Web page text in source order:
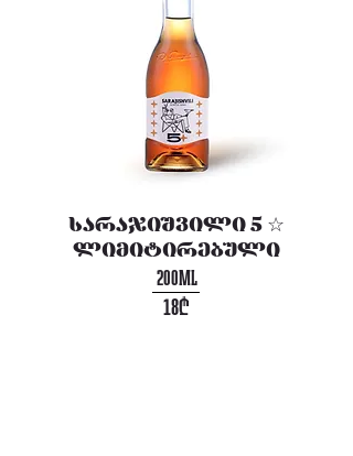
სარაჯიშვილი 5 ☆
ლიმიტირებული
18₾
200ML